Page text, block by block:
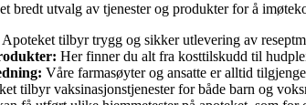
bredt utvalg av tjenester og produkter for å
Apoteket tilbyr trygg og sikker utlevering av
Her finner du alt fra kosttilskudd til
Våre farmasøyter og ansatte er alltid
tilbyr vaksinasjonstjenester for både barn og